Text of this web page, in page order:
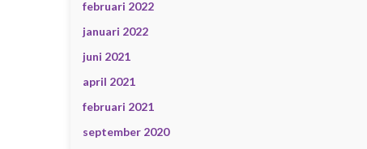
februari 2022
januari 2022
juni 2021
april 2021
februari 2021
september 2020